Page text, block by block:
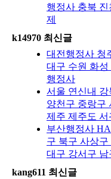
행정사 충북
제
k14970 최신글
대전행정사 청
대구 수원 화
행정사
서울 연신내
양천구 중랑구
제주 제주도 서
부산행정사
구 북구 사상
대구 강서구
kang611 최신글